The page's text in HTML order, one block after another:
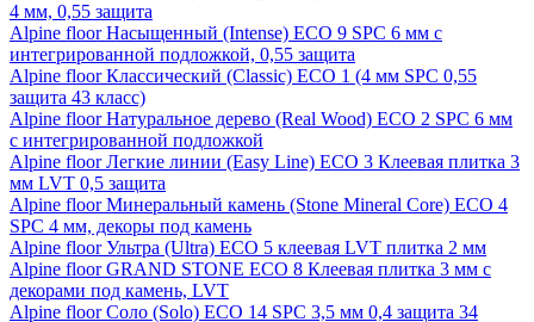
4 мм, 0,55 защита
Alpine floor Насыщенный (Intense) ECO 9 SPC 6 мм с
интегрированной подложкой, 0,55 защита
Alpine floor Классический (Classic) ECO 1 (4 мм SPC 0,55
защита 43 класс)
Alpine floor Натуральное дерево (Real Wood) ECO 2 SPC 6 мм
с интегрированной подложкой
Alpine floor Легкие линии (Easy Line) ECO 3 Клеевая плитка 3
мм LVT 0,5 защита
Alpine floor Минеральный камень (Stone Mineral Core) ECO 4
SPC 4 мм, декоры под камень
Alpine floor Ультра (Ultra) ECO 5 клеевая LVT плитка 2 мм
Alpine floor GRAND STONE ECO 8 Клеевая плитка 3 мм с
декорами под камень, LVT
Alpine floor Соло (Solo) ECO 14 SPC 3,5 мм 0,4 защита 34